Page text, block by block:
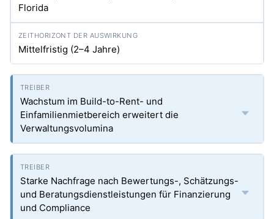
Florida
Mittelfristig (2–4 Jahre)
Wachstum im Build-to-Rent- und
Einfamilienmietbereich erweitert die
Verwaltungsvolumina
Starke Nachfrage nach Bewertungs-, Schätzungs-
und Beratungsdienstleistungen für Finanzierung
und Compliance